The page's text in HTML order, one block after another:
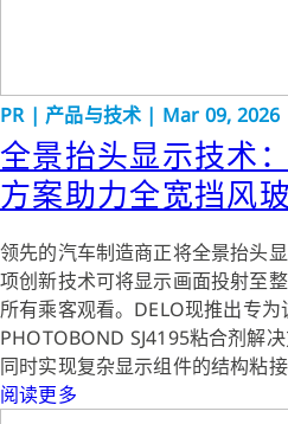
PR | 产品与技术 | Mar 09, 2026
全景抬头显示技术
方案助力全宽挡风
领先的汽车制造商正将全景抬头
项创新技术可将显示画面投射至
所有乘客观看。DELO现推出专为
PHOTOBOND SJ4195粘合剂解
同时实现复杂显示组件的结构粘接
阅读更多